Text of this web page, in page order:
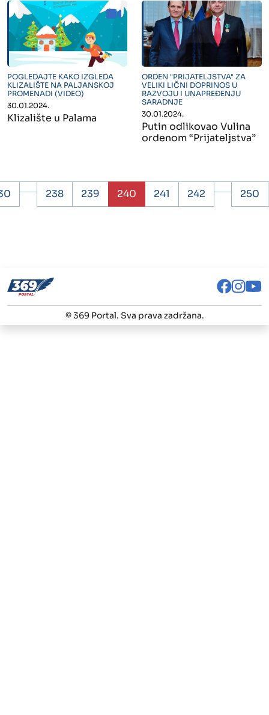
" alt="">
POGLEDAJTE KAKO IZGLEDA
KLIZALIŠTE NA PALJANSKOJ
PROMENADI (VIDEO)
30.01.2024.
Klizalište u Palama
" alt="">
ORDEN "PRIJATELJSTVA" ZA
VELIKI LIČNI DOPRINOS U
RAZVOJU I UNAPREĐENJU
SARADNJE
30.01.2024.
Putin odlikovao Vulina
ordenom “Prijateljstva”
238 239 240 241 242 250
© 369 Portal. Sva prava zadržana.